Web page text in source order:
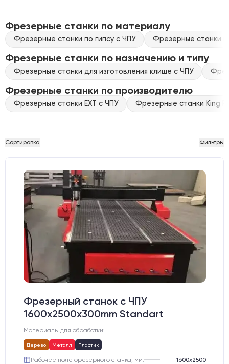
Фрезерные станки по материалу
Фрезерные станки по гипсу с ЧПУ Фрезерные станки
Фрезерные станки по назначению и типу
Фрезерные станки для изготовления клише с ЧПУ
Фрезерные станки по производителю
Фрезерные станки EXT с ЧПУ Фрезерные станки King
Сортировка Фильтры
Фрезерный станок с ЧПУ
1600x2500x300mm Standart
Материалы для обработки:
Дерево Металл Пластик
Рабочее поле фрезерного станка, мм:
1600х2500